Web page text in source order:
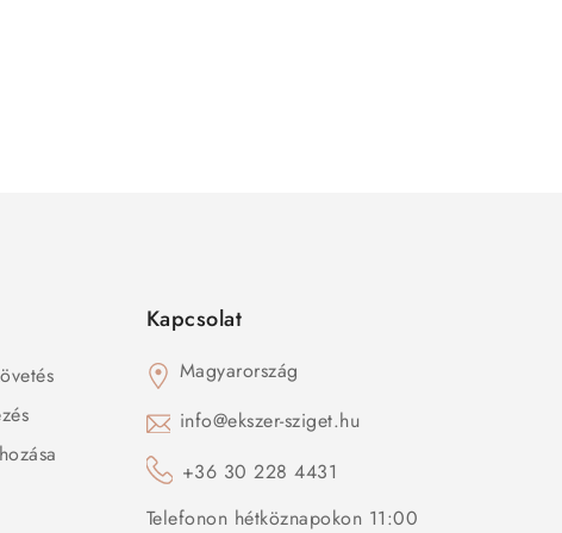
Kapcsolat
Magyarország
info@ekszer-sziget.hu
+36 30 228 4431
Telefonon hétköznapokon 11:00